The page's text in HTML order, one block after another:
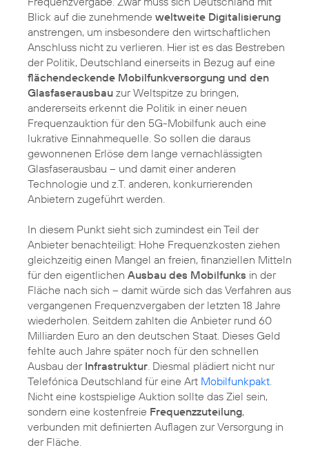
Blick auf die zunehmende weltweite Digitalisierung
anstrengen, um insbesondere den wirtschaftlichen
Anschluss nicht zu verlieren. Hier ist es das Bestreben
der Politik, Deutschland einerseits in Bezug auf eine
flächendeckende Mobilfunkversorgung und den
Glasfaserausbau zur Weltspitze zu bringen,
andererseits erkennt die Politik in einer neuen
Frequenzauktion für den 5G-Mobilfunk auch eine
lukrative Einnahmequelle. So sollen die daraus
gewonnenen Erlöse dem lange vernachlässigten
Glasfaserausbau – und damit einer anderen
Technologie und z.T. anderen, konkurrierenden
Anbietern zugeführt werden.
In diesem Punkt sieht sich zumindest ein Teil der
Anbieter benachteiligt: Hohe Frequenzkosten ziehen
gleichzeitig einen Mangel an freien, finanziellen Mitteln
für den eigentlichen Ausbau des Mobilfunks in der
Fläche nach sich – damit würde sich das Verfahren aus
vergangenen Frequenzvergaben der letzten 18 Jahre
wiederholen. Seitdem zahlten die Anbieter rund 60
Milliarden Euro an den deutschen Staat. Dieses Geld
fehlte auch Jahre später noch für den schnellen
Ausbau der Infrastruktur . Diesmal plädiert nicht nur
Telefónica Deutschland für eine Art Mobilfunkpakt
Nicht eine kostspielige Auktion sollte das Ziel sein,
sondern eine kostenfreie Frequenzzuteilung,
verbunden mit definierten Auflagen zur Versorgung in
der Fläche.